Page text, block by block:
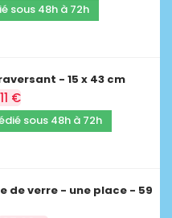
sous 48h à 72h
- 15 x 43 cm
€
sous 48h à 72h
de verre - une place - 59